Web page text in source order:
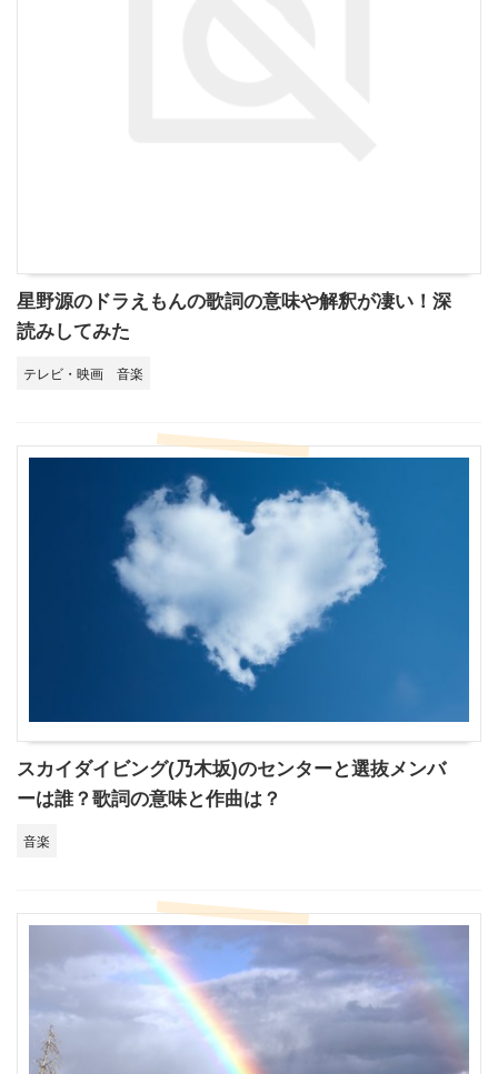
星野源のドラえもんの歌詞の意味や解釈が凄い！深
読みしてみた
テレビ・映画 音楽
スカイダイビング(乃木坂)のセンターと選抜メンバ
ーは誰？歌詞の意味と作曲は？
音楽